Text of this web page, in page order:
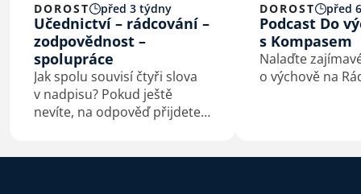
DOROST před 3 týdny
Učednictví – rádcování –
zodpovědnost –
spolupráce
Jak spolu souvisí čtyři slova
v nadpisu? Pokud ještě
nevíte, na odpověď přijdete
DOROST před
Podcast Do
s Kompasem
Nalaďte
o výchově na